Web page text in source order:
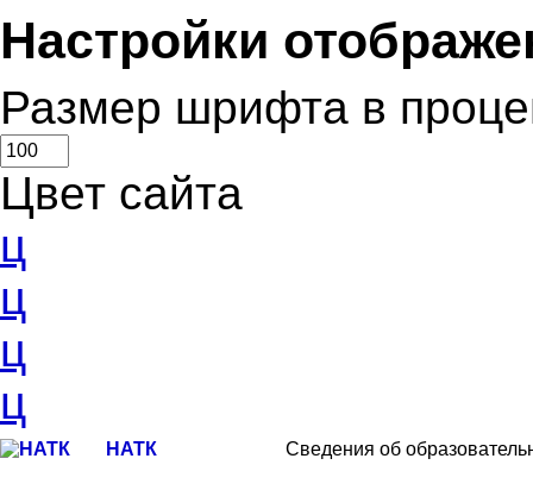
Настройки
Размер шрифта в
Цвет сайта
ц
ц
ц
ц
НАТК Сведения об